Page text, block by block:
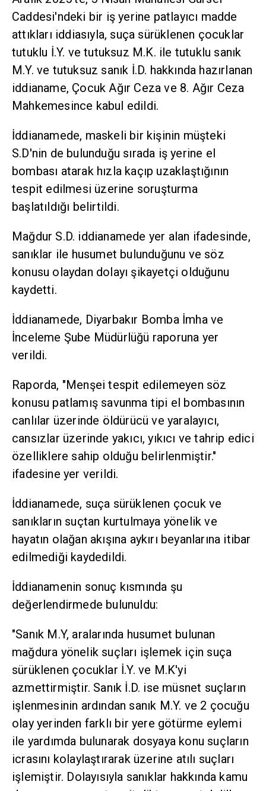
Caddesi'ndeki bir iş yerine patlayıcı madde
attıkları iddiasıyla, suça sürüklenen çocuklar
tutuklu İ.Y. ve tutuksuz M.K. ile tutuklu sanık
M.Y. ve tutuksuz sanık İ.D. hakkında hazırlanan
iddianame, Çocuk Ağır Ceza ve 8. Ağır Ceza
Mahkemesince kabul edildi.
İddianamede, maskeli bir kişinin müşteki
S.D'nin de bulunduğu sırada iş yerine el
bombası atarak hızla kaçıp uzaklaştığının
tespit edilmesi üzerine soruşturma
başlatıldığı belirtildi.
Mağdur S.D. iddianamede yer alan ifadesinde,
sanıklar ile husumet bulunduğunu ve söz
konusu olaydan dolayı şikayetçi olduğunu
kaydetti.
İddianamede, Diyarbakır Bomba İmha ve
İnceleme Şube Müdürlüğü raporuna yer
verildi.
Raporda, "Menşei tespit edilemeyen söz
konusu patlamış savunma tipi el bombasının
canlılar üzerinde öldürücü ve yaralayıcı,
cansızlar üzerinde yakıcı, yıkıcı ve tahrip edici
özelliklere sahip olduğu belirlenmiştir."
ifadesine yer verildi.
İddianamede, suça sürüklenen çocuk ve
sanıkların suçtan kurtulmaya yönelik ve
hayatın olağan akışına aykırı beyanlarına itibar
edilmediği kaydedildi.
İddianamenin sonuç kısmında şu
değerlendirmede bulunuldu:
"Sanık M.Y, aralarında husumet bulunan
mağdura yönelik suçları işlemek için suça
sürüklenen çocuklar İ.Y. ve M.K'yi
azmettirmiştir. Sanık İ.D. ise müsnet suçların
işlenmesinin ardından sanık M.Y. ve 2 çocuğu
olay yerinden farklı bir yere götürme eylemi
ile yardımda bulunarak dosyaya konu suçların
icrasını kolaylaştırarak üzerine atılı suçları
işlemiştir. Dolayısıyla sanıklar hakkında kamu